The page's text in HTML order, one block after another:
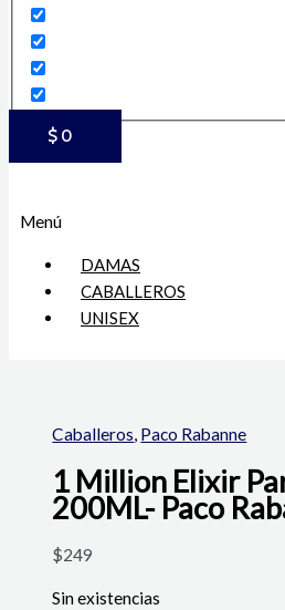
$ 0
Menú
DAMAS
CABALLEROS
UNISEX
Caballeros, Paco Rabanne
1 Million Elixir
200ML- Paco
$249
Sin existencias